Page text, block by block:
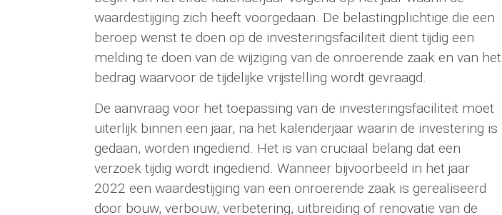
waardestijging zich heeft voorgedaan. De belastingplichtige die een
beroep wenst te doen op de investeringsfaciliteit dient tijdig een
melding te doen van de wijziging van de onroerende zaak en van het
bedrag waarvoor de tijdelijke vrijstelling wordt gevraagd.
De aanvraag voor het toepassing van de investeringsfaciliteit moet
uiterlijk binnen een jaar, na het kalenderjaar waarin de investering is
gedaan, worden ingediend. Het is van cruciaal belang dat een
verzoek tijdig wordt ingediend. Wanneer bijvoorbeeld in het jaar
2022 een waardestijging van een onroerende zaak is gerealiseerd
door bouw, verbouw, verbetering, uitbreiding of renovatie van de